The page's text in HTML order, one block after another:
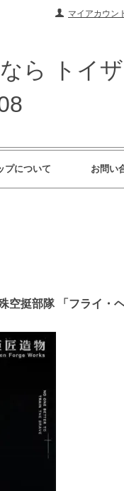
マイアカウン
ら トイ
プについて お問い
挺部隊 「フライ・